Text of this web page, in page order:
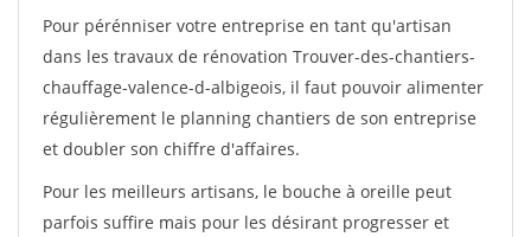
Pour pérénniser votre entreprise en tant qu'artisan
dans les travaux de rénovation Trouver-des-chantiers-
chauffage-valence-d-albigeois, il faut pouvoir alimenter
régulièrement le planning chantiers de son entreprise
et doubler son chiffre d'affaires.
Pour les meilleurs artisans, le bouche à oreille peut
parfois suffire mais pour les désirant progresser et